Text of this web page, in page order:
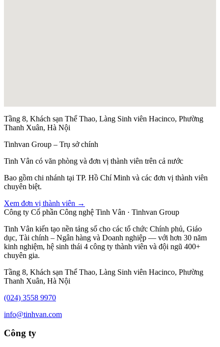
Tầng 8, Khách sạn Thể Thao, Làng Sinh viên Hacinco, Phường
Thanh Xuân, Hà Nội
Tinhvan Group – Trụ sở chính
Tinh Vân có văn phòng và đơn vị thành viên trên cả nước
Bao gồm chi nhánh tại TP. Hồ Chí Minh và các đơn vị thành viên
chuyên biệt.
Xem đơn vị thành viên →
Công ty Cổ phần Công nghệ Tinh Vân · Tinhvan Group
Tinh Vân kiến tạo nền tảng số cho các tổ chức Chính phủ, Giáo
dục, Tài chính – Ngân hàng và Doanh nghiệp — với hơn 30 năm
kinh nghiệm, hệ sinh thái 4 công ty thành viên và đội ngũ 400+
chuyên gia.
Tầng 8, Khách sạn Thể Thao, Làng Sinh viên Hacinco, Phường
Thanh Xuân, Hà Nội
(024) 3558 9970
info@tinhvan.com
Công ty